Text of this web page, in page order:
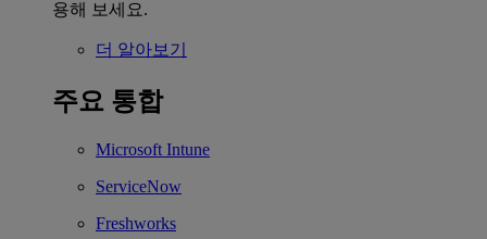
용해 보세요.
더 알아보기
주요 통합
Microsoft Intune
ServiceNow
Freshworks